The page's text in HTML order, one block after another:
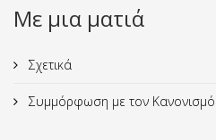
Με μια ματιά
Σχετικά
Συμμόρφωση με τον